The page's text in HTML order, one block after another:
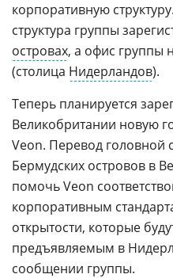
корпоративную
структура группы
островах, а офис группы
(столица Нидерландов).
Теперь планируется
Великобритании новую
Veon. Перевод головной
Бермудских островов в
помочь Veon
корпоративным
открытости, которые
предъявляемым в
сообщении группы.